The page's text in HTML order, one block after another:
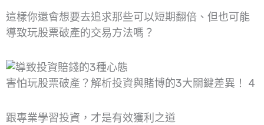
這樣你還會想要去追求那些可以短期翻倍、但也可能
導致玩股票破產的交易方法嗎？
害怕玩股票破產？解析投資與賭博的3大關鍵差異！ 4
跟專業學習投資，才是有效獲利之道